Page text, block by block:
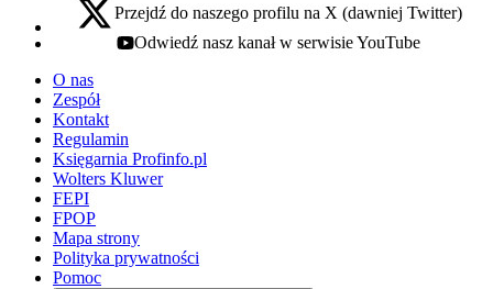
x - otwiera się w nowej karcie
Przejdź do naszego profilu na X (dawniej Twitter)
youtube - otwiera się w nowej karcie
Odwiedź nasz kanał w serwisie YouTube
O nas
Zespół
Kontakt
Regulamin
Księgarnia Profinfo.pl
Wolters Kluwer
FEPI
FPOP
Mapa strony
Polityka prywatności
Pomoc